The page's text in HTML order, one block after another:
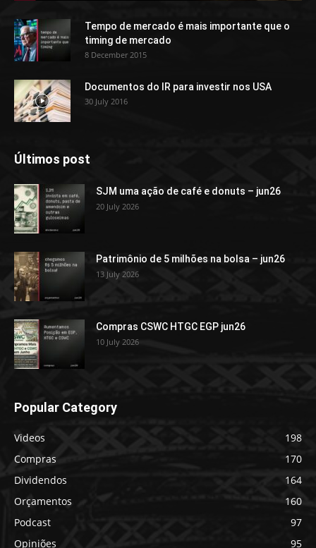
Tempo de mercado é mais importante que o
timing de mercado
8 December 2015
Documentos do IR para investir nos USA
30 July 2016
Últimos post
SJM uma ação de café e donuts – jun26
20 July 2026
Patrimônio de 5 milhões na bolsa – jun26
13 July 2026
Compras CSWC HTGC EGP jun26
10 July 2026
Popular Category
Videos
198
Compras
170
Dividendos
164
Orçamentos
160
Podcast
97
Opiniões
95